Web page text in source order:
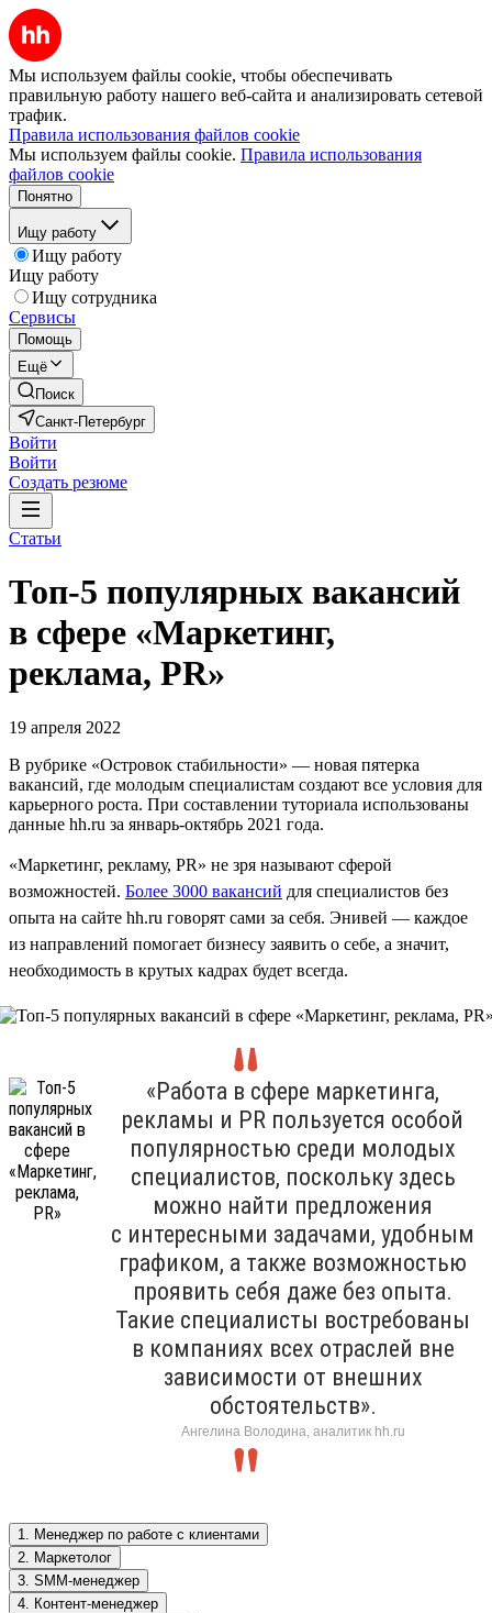
Мы используем файлы cookie, чтобы обеспечивать
правильную работу нашего веб-сайта и анализировать сетевой
трафик.
Правила использования файлов cookie
Мы используем файлы cookie. Правила использования
файлов cookie
Понятно
Ищу работу
Ищу работу
Ищу работу
Ищу сотрудника
Сервисы
Помощь
Ещё
Поиск
Санкт-Петербург
Войти
Войти
Создать резюме
Статьи
Топ-5 популярных вакансий
в сфере «Маркетинг,
реклама, PR»
19 апреля 2022
В рубрике «Островок стабильности» — новая пятерка
вакансий, где молодым специалистам создают все условия для
карьерного роста. При составлении туториала использованы
данные hh.ru за январь-октябрь 2021 года.
«Маркетинг, рекламу, PR» не зря называют сферой
возможностей. Более 3000 вакансий для специалистов без
опыта на сайте hh.ru говорят сами за себя. Энивей — каждое
из направлений помогает бизнесу заявить о себе, а значит,
необходимость в крутых кадрах будет всегда.
«Работа в сфере маркетинга,
рекламы и PR пользуется особой
популярностью среди молодых
специалистов, поскольку здесь
можно найти предложения
с интересными задачами, удобным
графиком, а также возможностью
проявить себя даже без опыта.
Такие специалисты востребованы
в компаниях всех отраслей вне
зависимости от внешних
обстоятельств».
Ангелина Володина, аналитик hh.ru
1. Менеджер по работе с клиентами
2. Маркетолог
3. SMM-менеджер
4. Контент-менеджер